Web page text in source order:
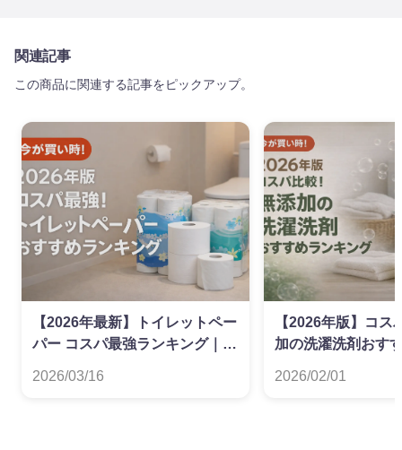
関連記事
この商品に関連する記事をピックアップ。
【2026年最新】トイレットペー
パー コスパ最強ランキング｜ダ
2026/03/16
【2026年版】コス
加の洗濯洗剤おす
2026/02/01